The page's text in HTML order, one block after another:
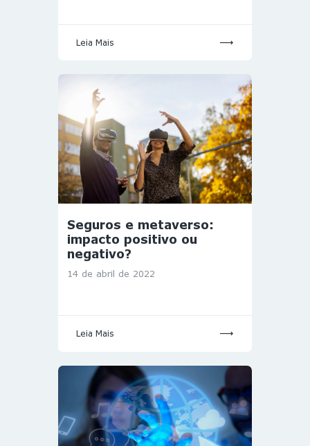
Leia Mais
Seguros e metaverso:
impacto positivo ou
negativo?
14 de abril de 2022
Leia Mais